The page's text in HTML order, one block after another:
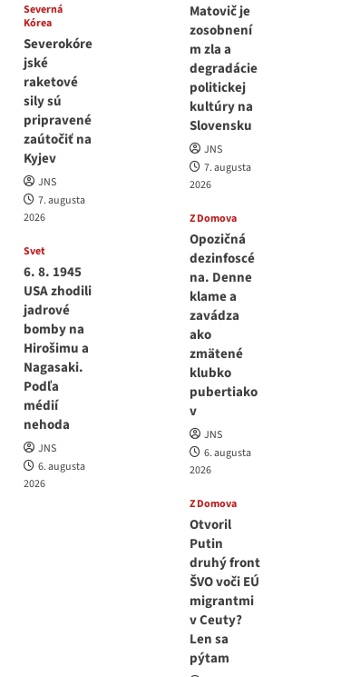
Severná
Kórea
Severokóre
jské
raketové
sily sú
pripravené
zaútočiť na
Kyjev
JNS
7. augusta
2026
Svet
6. 8. 1945
USA zhodili
jadrové
bomby na
Hirošimu a
Nagasaki.
Podľa
médií
nehoda
JNS
6. augusta
2026
Matovič je
zosobnení
m zla a
degradácie
politickej
kultúry na
Slovensku
JNS
7. augusta
2026
Z Domova
Opozičná
dezinfoscé
na. Denne
klame a
zavádza
ako
zmätené
klubko
pubertiako
v
JNS
6. augusta
2026
Z Domova
Otvoril
Putin
druhý front
ŠVO voči EÚ
migrantmi
v Ceuty?
Len sa
pýtam